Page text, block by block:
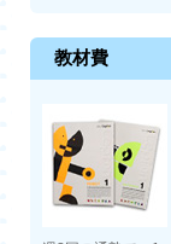
教材費